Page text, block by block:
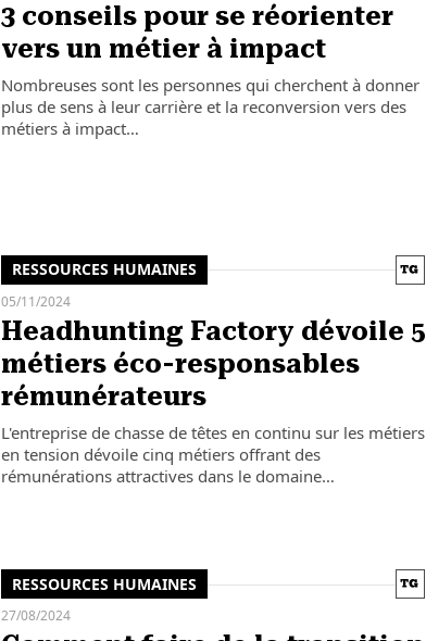
3 conseils pour se réorienter
vers un métier à impact
Nombreuses sont les personnes qui cherchent à donner
plus de sens à leur carrière et la reconversion vers des
métiers à impact…
RESSOURCES HUMAINES
05/11/2024
Headhunting Factory dévoile 5
métiers éco-responsables
rémunérateurs
L'entreprise de chasse de têtes en continu sur les métiers
en tension dévoile cinq métiers offrant des
rémunérations attractives dans le domaine…
RESSOURCES HUMAINES
27/08/2024